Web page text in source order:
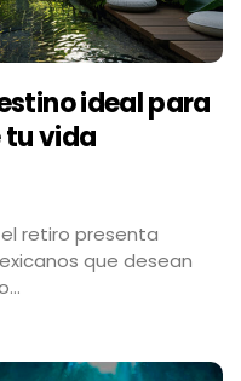
ideal para
tu vida
retiro presenta
que desean